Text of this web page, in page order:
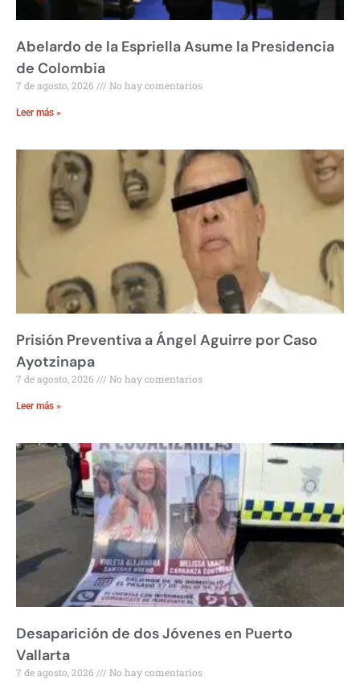
Abelardo de la Espriella Asume la Presidencia
de Colombia
7 de agosto, 2026 No hay comentarios
Leer más »
Prisión Preventiva a Ángel Aguirre por Caso
Ayotzinapa
7 de agosto, 2026 No hay comentarios
Leer más »
Desaparición de dos Jóvenes en Puerto
Vallarta
7 de agosto, 2026 No hay comentarios